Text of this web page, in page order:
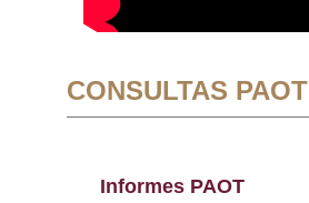
CONSULTAS PAOT
Informes PAOT